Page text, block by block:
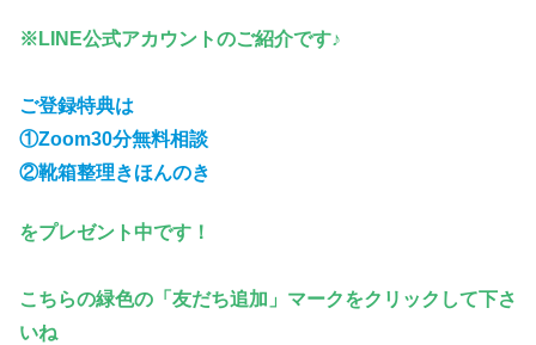
※LINE公式アカウントのご紹介です♪
ご登録特典は
①Zoom30分無料相談
②靴箱整理きほんのき
をプレゼント中です！
こちらの緑色の「友だち追加」マークをクリックして下さ
いね